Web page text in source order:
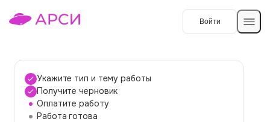
Войти
Темы работ
Укажите тип и тему работы
Получите черновик
Оплатите работу
Работа готова